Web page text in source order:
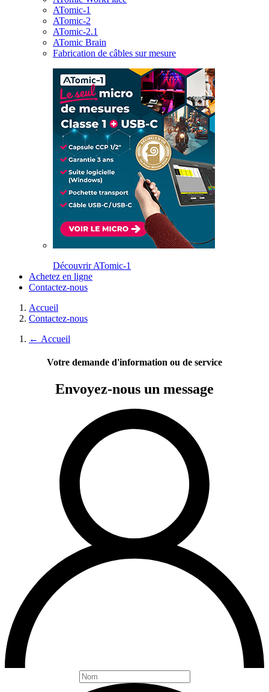
ATomic-1
ATomic-2
ATomic-2.1
ATomic Brain
Fabrication de câbles sur mesure
Découvrir ATomic-1
Achetez en ligne
Contactez-nous
Accueil
Contactez-nous
← Accueil
Votre demande d'information ou de service
Envoyez-nous un message